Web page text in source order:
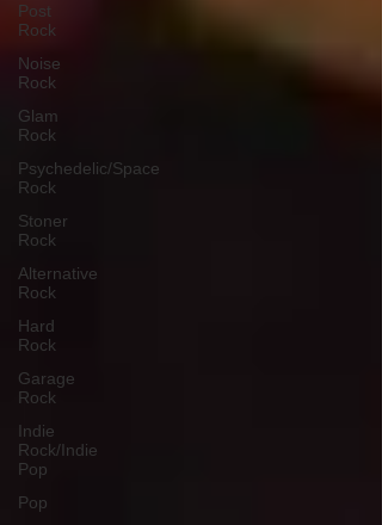
Post
Rock
Noise
Rock
Glam
Rock
Psychedelic/Space
Rock
Stoner
Rock
Alternative
Rock
Hard
Rock
Garage
Rock
Indie
Rock/Indie
Pop
Pop